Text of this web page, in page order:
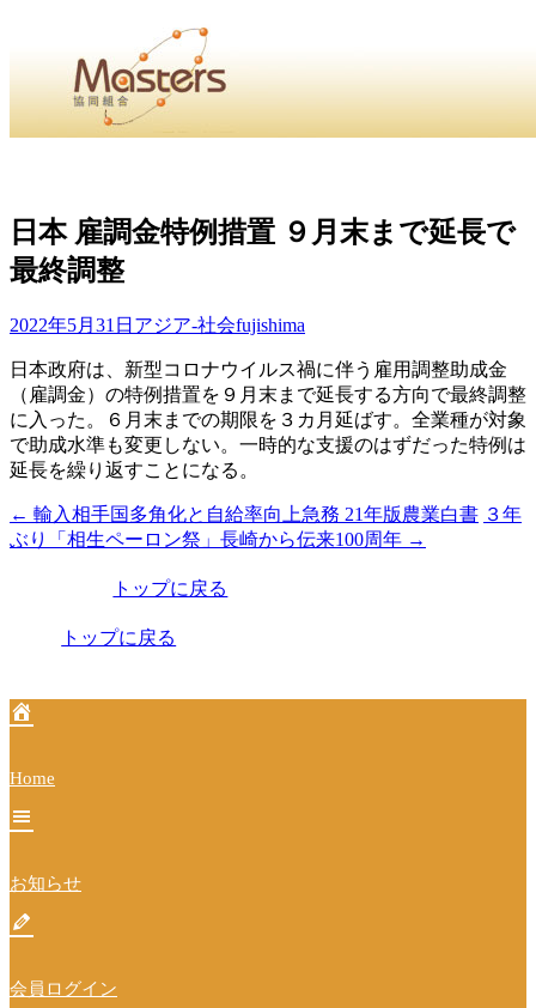
・Home・ ・理 念・ ・沿 革・ ・組織図・ ・会
国土交通省・経済産業省・農林水産省・厚生労働省 認可
Masters組合員ログイン
日本 雇調金特例措置 ９月末まで延長で
最終調整
2022年5月31日 アジア-社会fujishima
日本政府は、新型コロナウイルス禍に伴う雇用調整助成金
（雇調金）の特例措置を９月末まで延長する方向で最終調整
に入った。６月末までの期限を３カ月延ばす。全業種が対象
で助成水準も変更しない。一時的な支援のはずだった特例は
延長を繰り返すことになる。
投
稿
ー
ョ
ン
← 輸入相手国多角化と自給率向上急務 21年版農業白書 ３年
ぶり「相生ペーロン祭」長崎から伝来100周年 →
トップに戻る
トップに戻る
Home
お知らせ
会員ログイン